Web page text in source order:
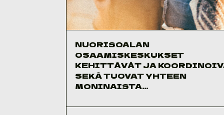
NUORISOALAN
OSAAMISKESKUKSET
KEHITTÄVÄT JA
SEKÄ TUOVAT YHTEEN
MONINAISTA